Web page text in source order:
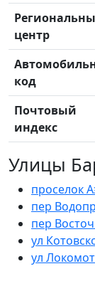
центр
код
Почтовый
индекс
Улицы
проселок
пер
пер
ул
ул